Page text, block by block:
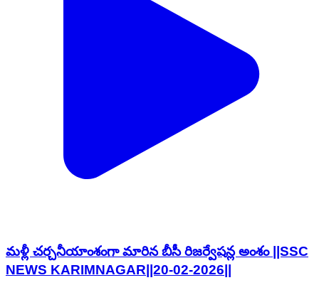
మళ్లీ చర్చనీయాంశంగా మారిన బీసీ రిజర్వేషన్ల అంశం ||SSC
NEWS KARIMNAGAR||20-02-2026||